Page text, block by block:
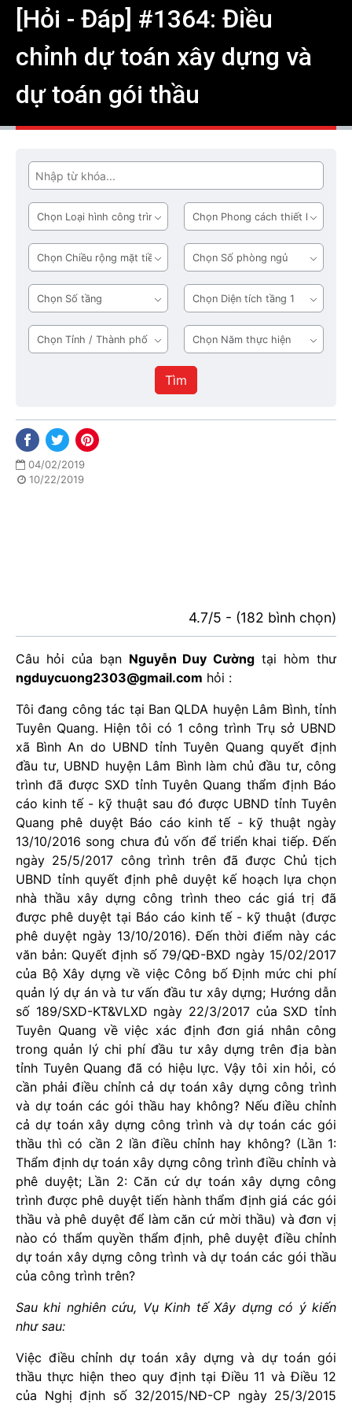
[Hỏi - Đáp] #1364: Điều
chỉnh dự toán xây dựng và
dự toán gói thầu
Tìm
Loại
hình
công
trình
Phong
cách
thiết
kế
Chiều
rộng
mặt
tiền
Số
phòng
ngủ
Số
tầng
Diện
tích
tầng
1
Tỉnh
/
Năm
thực
hiện
Tìm
04/02/2019
10/22/2019
4.7/5 - (182 bình chọn)
Câu hỏi của bạn Nguyễn Duy Cường tại hòm thư
ngduycuong2303@gmail.com hỏi :
Tôi đang công tác tại Ban QLDA huyện Lâm Bình, tỉnh
Tuyên Quang. Hiện tôi có 1 công trình Trụ sở UBND
xã Bình An do UBND tỉnh Tuyên Quang quyết định
đầu tư, UBND huyện Lâm Bình làm chủ đầu tư, công
trình đã được SXD tỉnh Tuyên Quang thẩm định Báo
cáo kinh tế - kỹ thuật sau đó được UBND tỉnh Tuyên
Quang phê duyệt Báo cáo kinh tế - kỹ thuật ngày
13/10/2016 song chưa đủ vốn để triển khai tiếp. Đến
ngày 25/5/2017 công trình trên đã được Chủ tịch
UBND tỉnh quyết định phê duyệt kế hoạch lựa chọn
nhà thầu xây dựng công trình theo các giá trị đã
được phê duyệt tại Báo cáo kinh tế - kỹ thuật (được
phê duyệt ngày 13/10/2016). Đến thời điểm này các
văn bản: Quyết định số 79/QĐ-BXD ngày 15/02/2017
của Bộ Xây dựng về việc Công bố Định mức chi phí
quản lý dự án và tư vấn đầu tư xây dựng; Hướng dẫn
số 189/SXD-KT&VLXD ngày 22/3/2017 của SXD tỉnh
Tuyên Quang về việc xác định đơn giá nhân công
trong quản lý chi phí đầu tư xây dựng trên địa bàn
tỉnh Tuyên Quang đã có hiệu lực. Vậy tôi xin hỏi, có
cần phải điều chỉnh cả dự toán xây dựng công trình
và dự toán các gói thầu hay không? Nếu điều chỉnh
cả dự toán xây dựng công trình và dự toán các gói
thầu thì có cần 2 lần điều chỉnh hay không? (Lần 1:
Thẩm định dự toán xây dựng công trình điều chỉnh và
phê duyệt; Lần 2: Căn cứ dự toán xây dựng công
trình được phê duyệt tiến hành thẩm định giá các gói
thầu và phê duyệt để làm căn cứ mời thầu) và đơn vị
nào có thẩm quyền thẩm định, phê duyệt điều chỉnh
dự toán xây dựng công trình và dự toán các gói thầu
của công trình trên?
Sau khi nghiên cứu, Vụ Kinh tế Xây dựng có ý kiến
như sau:
Việc điều chỉnh dự toán xây dựng và dự toán gói
thầu thực hiện theo quy định tại Điều 11 và Điều 12
của Nghị định số 32/2015/NĐ-CP ngày 25/3/2015